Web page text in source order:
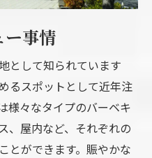
ー事情
として知られています
るスポットとして近年注
様々なタイプのバーベキ
、屋内など、それぞれの
とができます。賑やかな